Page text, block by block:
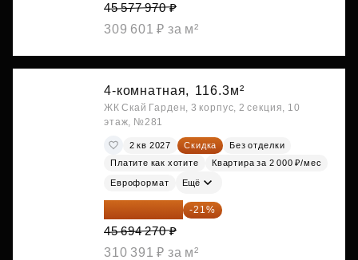
45 577 970 ₽
309 601 ₽ за м²
4-комнатная, 116.3м²
ЖК Скай Гарден, 3 корпус, 2 секция, 10
этаж, №281
2 кв 2027 Скидка
Без отделки
Платите как хотите
Квартира за 2 000 ₽/мес
Евроформат Ещё
36 098 473 ₽ -21%
45 694 270 ₽
310 391 ₽ за м²